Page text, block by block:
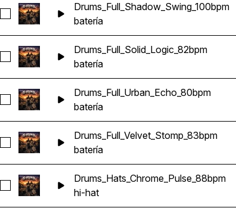
Seleccionar Drums_Full_Shadow_Swing_100bpm
Drums_Full_Shadow_Swing_100bpm
batería
Seleccionar Drums_Full_Solid_Logic_82bpm
Drums_Full_Solid_Logic_82bpm
batería
Seleccionar Drums_Full_Urban_Echo_80bpm
Drums_Full_Urban_Echo_80bpm
batería
Seleccionar Drums_Full_Velvet_Stomp_83bpm
Drums_Full_Velvet_Stomp_83bpm
batería
Seleccionar Drums_Hats_Chrome_Pulse_88bpm
Drums_Hats_Chrome_Pulse_88bpm
hi-hat